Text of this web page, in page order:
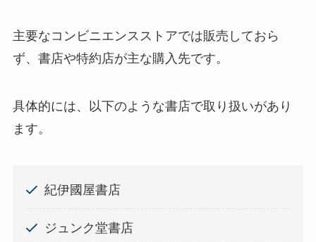
主要なコンビニエンスストアでは販売しておら
ず、書店や特約店が主な購入先です。
具体的には、以下のような書店で取り扱いがあり
ます。
紀伊國屋書店
ジュンク堂書店